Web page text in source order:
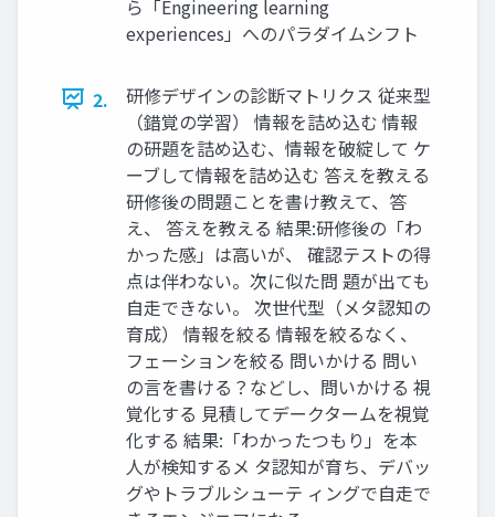
ら「Engineering learning
experiences」へのパラダイムシフト
2.
研修デザインの診断マトリクス 従来型
（錯覚の学習） 情報を詰め込む 情報
の研題を詰め込む、情報を破綻して ケ
ーブして情報を詰め込む 答えを教える
研修後の問題ことを書け教えて、答
え、 答えを教える 結果:研修後の「わ
かった感」は高いが、 確認テストの得
点は伴わない。次に似た問 題が出ても
自走できない。 次世代型（メタ認知の
育成） 情報を絞る 情報を絞るなく、
フェーションを絞る 問いかける 問い
の言を書ける？などし、問いかける 視
覚化する 見積してデークタームを視覚
化する 結果:「わかったつもり」を本
人が検知するメ タ認知が育ち、デバッ
グやトラブルシューテ ィングで自走で